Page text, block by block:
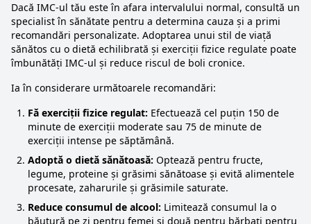
Dacă IMC-ul tău este în afara intervalului normal, consultă un
specialist în sănătate pentru a determina cauza și a primi
recomandări personalizate. Adoptarea unui stil de viață
sănătos cu o dietă echilibrată și exerciții fizice regulate poate
îmbunătăți IMC-ul și reduce riscul de boli cronice.
Ia în considerare următoarele recomandări:
Fă exerciții fizice regulat: Efectuează cel puțin 150 de
minute de exerciții moderate sau 75 de minute de
exerciții intense pe săptămână.
Adoptă o dietă sănătoasă: Optează pentru fructe,
legume, proteine și grăsimi sănătoase și evită alimentele
procesate, zaharurile și grăsimile saturate.
Reduce consumul de alcool: Limitează consumul la o
băutură pe zi pentru femei și două pentru bărbați pentru